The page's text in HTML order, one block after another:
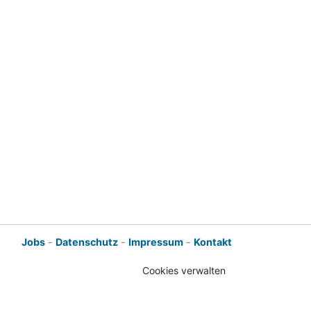
Jobs - Datenschutz - Impressum - Kontakt
Cookies verwalten